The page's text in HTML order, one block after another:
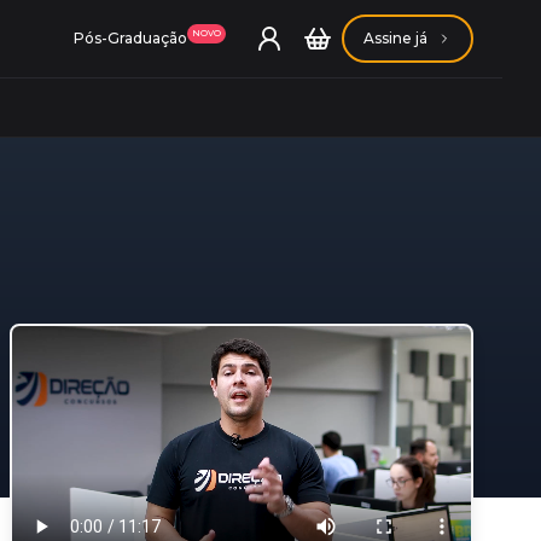
Pós-Graduação NOVO Assine já
Conheça nossas assinaturas
Conheça nossas assinaturas